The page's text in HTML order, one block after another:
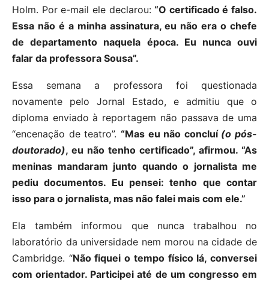
Holm. Por e-mail ele declarou:“O certificado é falso.
Essa não é a minha assinatura, eu não era o chefe
de departamento naquela época. Eu nunca ouvi
falar da professora Sousa”.
Essa semana a professora foi questionada
novamente pelo Jornal Estado, e admitiu que o
diploma enviado à reportagem não passava de uma
“encenação de teatro”. “Mas eu não concluí (o pós-
doutorado), eu não tenho certificado”, afirmou. “As
meninas mandaram junto quando o jornalista me
pediu documentos. Eu pensei: tenho que contar
isso para o jornalista, mas não falei mais com ele.”
Ela também informou que nunca trabalhou no
laboratório da universidade nem morou na cidade de
Cambridge. “Não fiquei o tempo físico lá, conversei
com orientador. Participei até de um congresso em